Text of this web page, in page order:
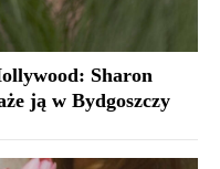
Sharon
ją w Bydgoszczy